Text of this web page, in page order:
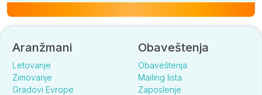
Aranžmani
Letovanje
Zimovanje
Gradovi Evrope
Obaveštenja
Obaveštenja
Mailing lista
Zaposlenje